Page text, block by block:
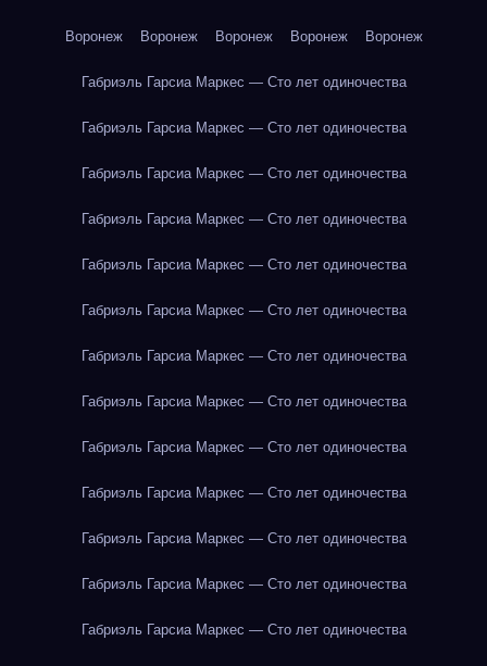
Воронеж Воронеж Воронеж Воронеж Воронеж
Габриэль Гарсиа Маркес — Сто лет одиночества
Габриэль Гарсиа Маркес — Сто лет одиночества
Габриэль Гарсиа Маркес — Сто лет одиночества
Габриэль Гарсиа Маркес — Сто лет одиночества
Габриэль Гарсиа Маркес — Сто лет одиночества
Габриэль Гарсиа Маркес — Сто лет одиночества
Габриэль Гарсиа Маркес — Сто лет одиночества
Габриэль Гарсиа Маркес — Сто лет одиночества
Габриэль Гарсиа Маркес — Сто лет одиночества
Габриэль Гарсиа Маркес — Сто лет одиночества
Габриэль Гарсиа Маркес — Сто лет одиночества
Габриэль Гарсиа Маркес — Сто лет одиночества
Габриэль Гарсиа Маркес — Сто лет одиночества